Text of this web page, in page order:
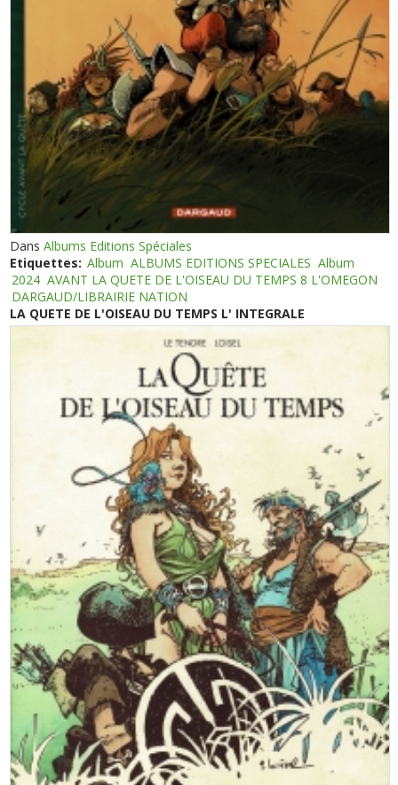
DansAlbums Editions Spéciales
Etiquettes: Album ALBUMS EDITIONS SPECIALES Album
2024 AVANT LA QUETE DE L'OISEAU DU TEMPS 8 L'OMEGON
DARGAUD/LIBRAIRIE NATION
LA QUETE DE L'OISEAU DU TEMPS L' INTEGRALE